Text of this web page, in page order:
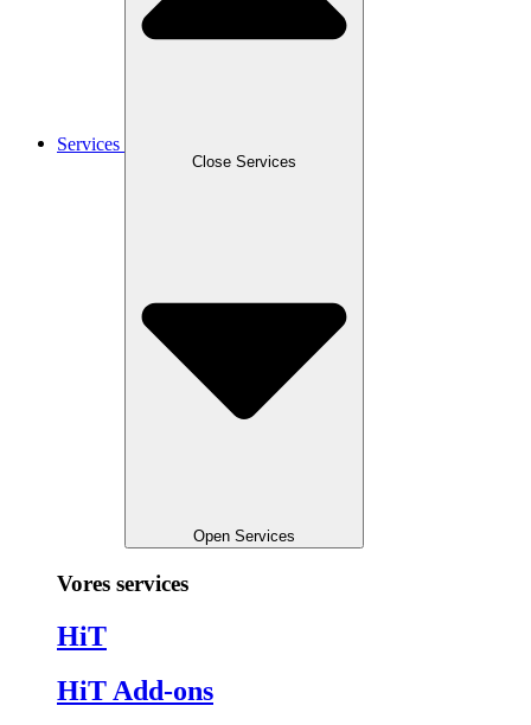
Services
Close Services
Open Services
Vores services
HiT
HiT Add-ons